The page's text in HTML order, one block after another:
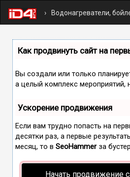
Водонагреватели,
Как продвинуть сайт на
Вы создали или только
а целый комплекс мероприятий,
Ускорение продвижения
Если вам трудно попасть на
десятки раз, а первые
месяц, то в SeoHammerза бустер
Начать продвижение